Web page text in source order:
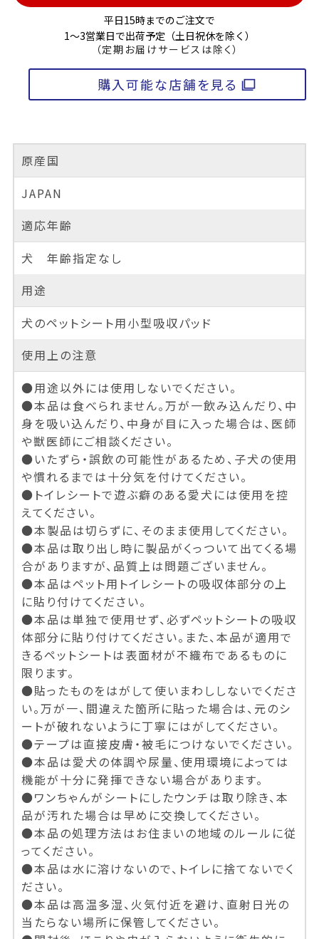
平日15時までのご注文で
1～3営業日で出荷予定（土日祝休を除く）
（定期お届けサービスは除く）
購入可能な店舗を見る
原産国
JAPAN
適応年齢
犬 年齢指定なし
用途
犬のペットシート用小型吸収パッド
使用上の注意
●用途以外には使用しないでください。
●本品は食べられません。万が一飲み込んだり、中
身を吸い込んだり、中身が目に入った場合は、医師
や獣医師にご相談ください。
●いたずら・誤飲の可能性があるため、子犬の使用
や慣れるまでは十分気を付けてください。
●トイレシートで遊ぶ癖のある愛犬には使用を控
えてください。
●本製品は切らずに、そのまま使用してください。
●本品は取り出し時に製品がくっついて出てくる場
合がありますが、品質上は問題ございません。
●本品はペット用トイレシートの吸収体部分の上
に貼り付けてください。
●本品は単独で使用せず、必ずペットシートの吸収
体部分に貼り付けてください。また、本品が適用で
きるペットシートは表面材が不織布であるものに
限ります。
●貼ったものをはがして使いまわししないでくださ
い。万が一、間違えた箇所に貼った場合は、元のシ
ートが破れないように丁寧にはがしてください。
●テープは直接皮膚・被毛につけないでください。
●本品は愛犬の体調や尿量、使用環境によっては
機能が十分に発揮できない場合があります。
●ワンちゃんがシートにしたウンチは取り除き、本
品が汚れた場合は早めに交換してください。
●本品の処理方法はお住まいの地域のルールに従
ってください。
●本品は水に溶けないので、トイレに捨てないでく
ださい。
●本品は高温多湿、火気付近を避け、直射日光の
当たらない場所に保管してください。